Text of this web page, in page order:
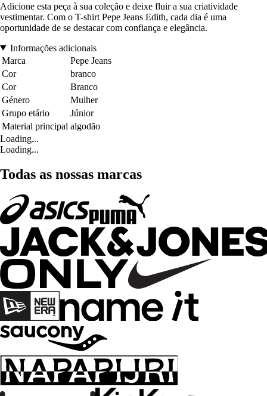
Adicione esta peça à sua coleção e deixe fluir a sua criatividade
vestimentar. Com o T-shirt Pepe Jeans Edith, cada dia é uma
oportunidade de se destacar com confiança e elegância.
Informações adicionais
Marca
Pepe Jeans
Cor
branco
Cor
Branco
Género
Mulher
Grupo etário
Júnior
Material principal algodão
Loading...
Loading...
Todas as nossas marcas